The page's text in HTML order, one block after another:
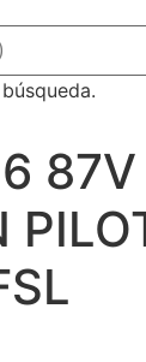
87V